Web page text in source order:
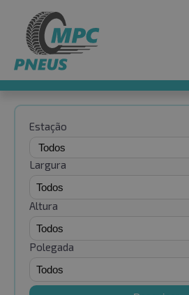
Estação
Largura
Altura
Polegada